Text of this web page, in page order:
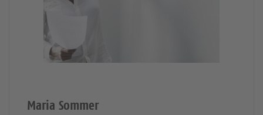
Maria Sommer